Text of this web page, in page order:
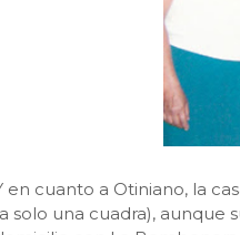
en cuanto a Otiniano, la
solo una cuadra), aunque